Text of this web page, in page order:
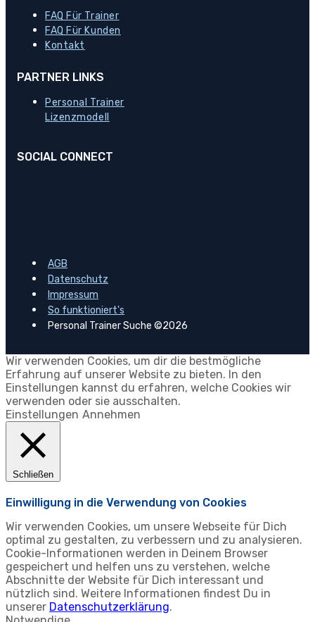
FAQ Für Trainer
FAQ Für Kunden
Kontakt
PARTNER LINKS
Personal Trainer
Lizenzmodell
SOCIAL CONNECT
AGB
Datenschutz
Impressum
So funktioniert's
Personal Trainer Suche ©2026
Wir verwenden Cookies, um dir die bestmögliche
Erfahrung auf unserer Website zu bieten. In den
Einstellungen kannst du erfahren, welche Cookies wir
verwenden oder sie ausschalten.
Einstellungen Annehmen
Schließen
Einwilligung in die Verwendung von Cookies
Wir verwenden Cookies, um unsere Webseite für Dich
optimal zu gestalten, zu verbessern und zu analysieren.
Cookie-Informationen werden in Deinem Browser
gespeichert und helfen uns zu verstehen, welche
Abschnitte der Website für Dich interessant und
nützlich sind. Weitere Informationen findest Du in
unserer Datenschutzerklärung.